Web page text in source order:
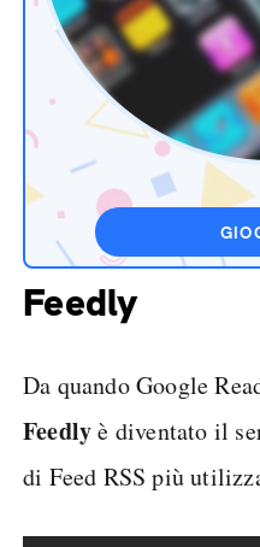
Feedly
Da quando Google
Feedlyè diventato il
di Feed RSS più